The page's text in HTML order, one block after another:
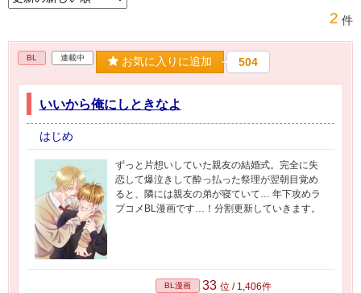
2 件
BL 連載中 お気に入りに追加 504
いいから俺にしときなよ
はじめ
ずっと片想いしていた親友の結婚式。完全に失
恋して爆泣きして酔っ払った祭理が翌朝目覚め
ると、隣には親友の弟が寝ていて… 年下攻めラ
ブコメBL漫画です…！分割更新していきます。
BL漫画 33 位 / 1,406件